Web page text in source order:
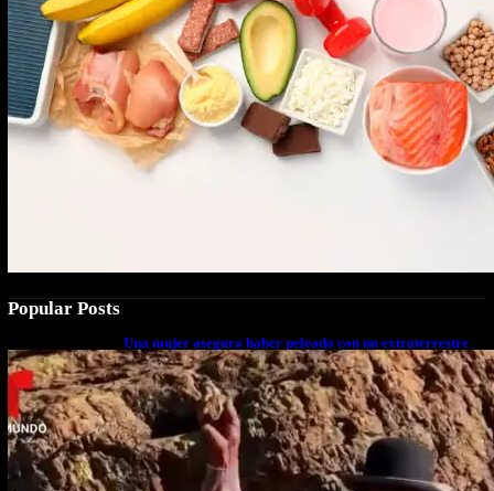
Popular Posts
Una mujer asegura haber peleado con un extraterrestre
cuerpo a cuerpo